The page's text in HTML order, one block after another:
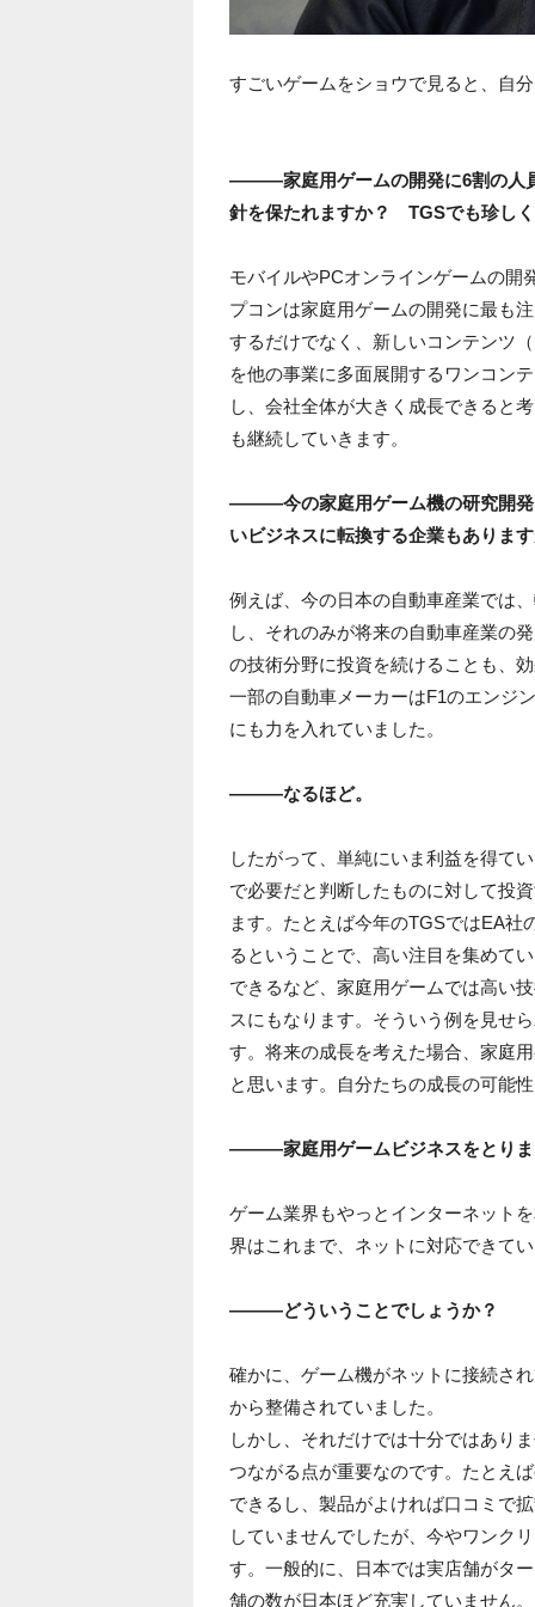
すごいゲームをショウで見ると、自
―――家庭用ゲームの開発に6割の人
針を保たれますか？ TGSでも珍し
モバイルやPCオンラインゲームの開
プコンは家庭用ゲームの開発に最も
するだけでなく、新しいコンテンツ
を他の事業に多面展開するワンコン
し、会社全体が大きく成長できると
も継続していきます。
―――今の家庭用ゲーム機の研究開発
いビジネスに転換する企業もありま
例えば、今の日本の自動車産業では
し、それのみが将来の自動車産業の
の技術分野に投資を続けることも、
一部の自動車メーカーはF1のエンジ
にも力を入れていました。
―――なるほど。
したがって、単純にいま利益を得て
で必要だと判断したものに対して投
ます。たとえば今年のTGSではEA社
るということで、高い注目を集めて
できるなど、家庭用ゲームでは高い
スにもなります。そういう例を見せ
す。将来の成長を考えた場合、家庭
と思います。自分たちの成長の可能
―――家庭用ゲームビジネスをとりま
ゲーム業界もやっとインターネット
界はこれまで、ネットに対応できて
―――どういうことでしょうか？
確かに、ゲーム機がネットに接続さ
から整備されていました。
しかし、それだけでは十分ではあり
つながる点が重要なのです。たとえ
できるし、製品がよければ口コミで
していませんでしたが、今やワンク
す。一般的に、日本では実店舗がタ
舗の数が日本ほど充実していません。